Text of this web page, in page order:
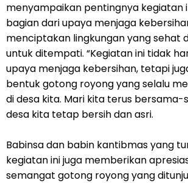
menyampaikan pentingnya kegiatan
bagian dari upaya menjaga
menciptakan lingkungan yang sehat
untuk ditempati. “Kegiatan ini tidak
upaya menjaga kebersihan, tetapi
bentuk gotong royong yang selalu
di desa kita. Mari kita terus bersama-
desa kita tetap bersih dan asri.
Babinsa dan babin kantibmas yang
kegiatan ini juga memberikan
semangat gotong royong yang